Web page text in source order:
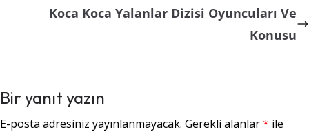
Koca Koca Yalanlar Dizisi Oyuncuları Ve
Konusu
Bir yanıt yazın
E-posta adresiniz yayınlanmayacak. Gerekli alanlar* ile